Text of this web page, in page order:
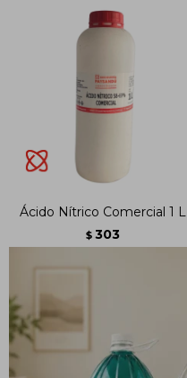
Ácido Nítrico Comercial 1 L
$ 303